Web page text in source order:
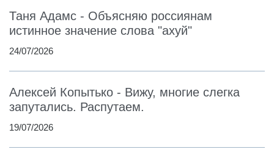
Таня Адамс - Объясняю россиянам
истинное значение слова "ахуй"
24/07/2026
Алексей Копытько - Вижу, многие слегка
запутались. Распутаем.
19/07/2026